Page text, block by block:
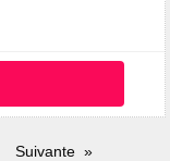
Suivante